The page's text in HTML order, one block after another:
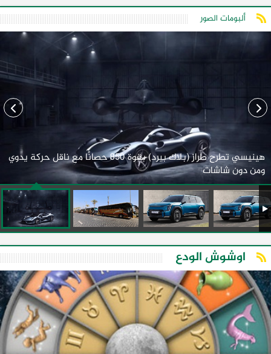
ألبومات الصور
هينيسي تطرح طراز (بلاك بيرد) بقوة 850 حصانًا مع ناقل حركة يدوي
ومن دون شاشات
اوشوش الودع